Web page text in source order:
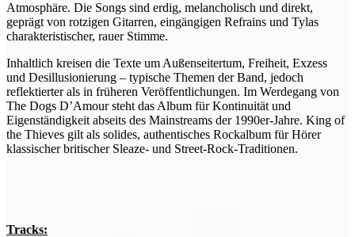
Atmosphäre. Die Songs sind erdig, melancholisch und direkt,
geprägt von rotzigen Gitarren, eingängigen Refrains und Tylas
charakteristischer, rauer Stimme.
Inhaltlich kreisen die Texte um Außenseitertum, Freiheit, Exzess
und Desillusionierung – typische Themen der Band, jedoch
reflektierter als in früheren Veröffentlichungen. Im Werdegang von
The Dogs D’Amour steht das Album für Kontinuität und
Eigenständigkeit abseits des Mainstreams der 1990er-Jahre. King of
the Thieves gilt als solides, authentisches Rockalbum für Hörer
klassischer britischer Sleaze- und Street-Rock-Traditionen.
Tracks: